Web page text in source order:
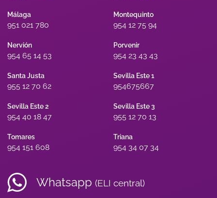
Málaga
951 021 780
Montequinto
954 12 75 94
Nervión
954 65 14 53
Porvenir
954 23 43 43
Santa Justa
955 12 70 62
Sevilla Este 1
954675667
Sevilla Este 2
954 40 18 47
Sevilla Este 3
955 12 70 13
Tomares
954 151 608
Triana
954 34 07 34
Whatsapp (ELI central)